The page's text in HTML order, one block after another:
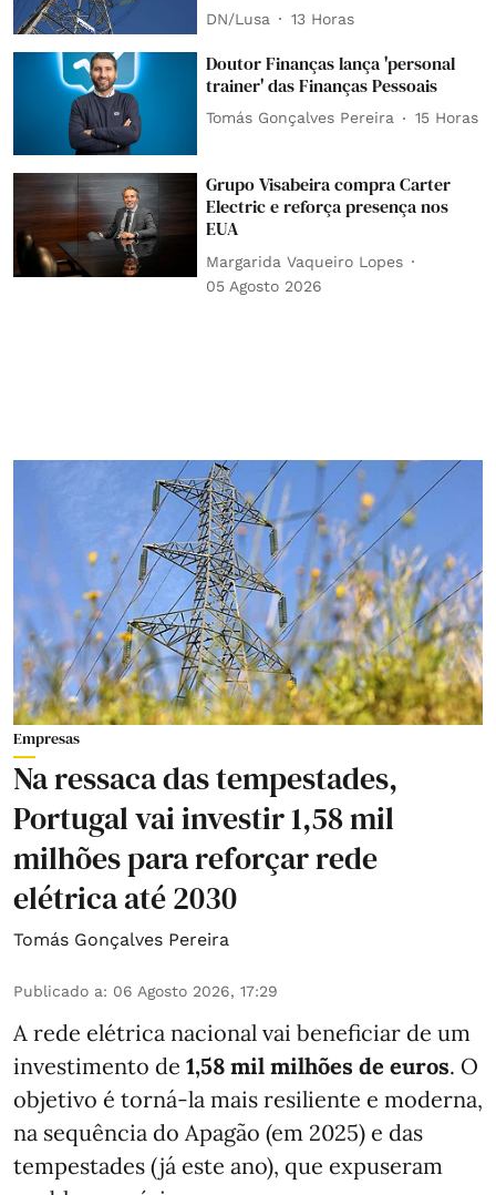
DN/Lusa 13 Horas
Doutor Finanças lança 'personal
trainer' das Finanças Pessoais
Tomás Gonçalves Pereira 15 Horas
Grupo Visabeira compra Carter
Electric e reforça presença nos
EUA
Margarida Vaqueiro Lopes
05 Agosto 2026
Empresas
Na ressaca das tempestades,
Portugal vai investir 1,58 mil
milhões para reforçar rede
elétrica até 2030
Tomás Gonçalves Pereira
Publicado a: 06 Agosto 2026, 17:29
A rede elétrica nacional vai beneficiar de um
investimento de 1,58 mil milhões de euros. O
objetivo é torná-la mais resiliente e moderna,
na sequência do Apagão (em 2025) e das
tempestades (já este ano), que expuseram